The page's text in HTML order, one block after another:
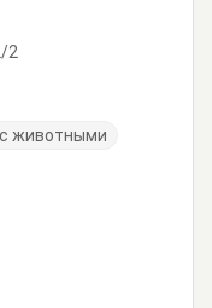
2
животными